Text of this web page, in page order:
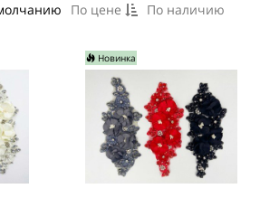
По цене По наличию
Новинка